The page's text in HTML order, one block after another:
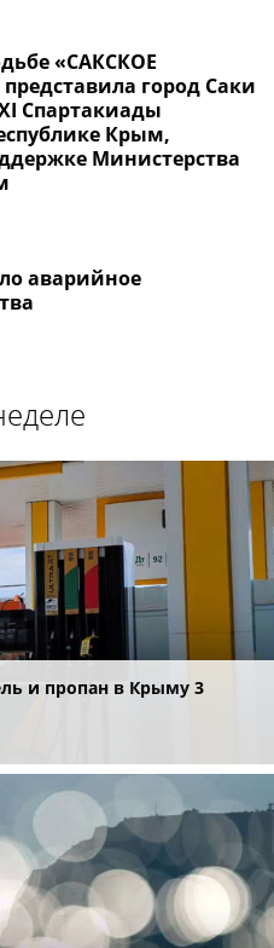
«САКСКОЕ
город Саки
Спартакиады
Крым,
Министерства
аварийное
и пропан в Крыму 3